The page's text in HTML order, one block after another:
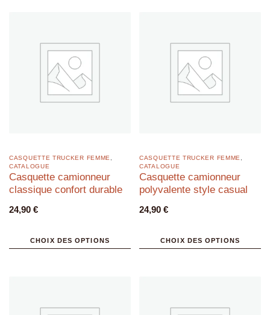
CASQUETTE TRUCKER FEMME
CATALOGUE
Casquette camionneur
classique confort durable
24,90 €
CHOIX DES OPTIONS
CASQUETTE TRUCKER FEMME
CATALOGUE
Casquette camionneur
polyvalente style casual
24,90 €
CHOIX DES OPTIONS